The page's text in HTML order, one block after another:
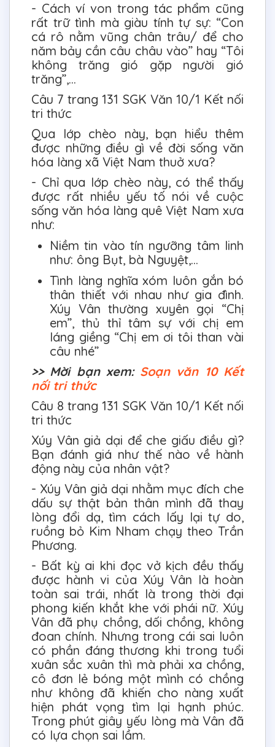
- Cách ví von trong tác phẩm cũng
rất trữ tình mà giàu tính tự sự: “Con
cá rô nằm vũng chân trâu/ để cho
năm bảy cần câu châu vào” hay “Tôi
không trăng gió gặp người gió
trăng”,...
Câu 7 trang 131 SGK Văn 10/1 Kết nối
tri thức
Qua lớp chèo này, bạn hiểu thêm
được những điều gì về đời sống văn
hóa làng xã Việt Nam thuở xưa?
- Chỉ qua lớp chèo này, có thể thấy
được rất nhiều yếu tố nói về cuộc
sống văn hóa làng quê Việt Nam xưa
như:
Niềm tin vào tín ngưỡng tâm linh
như: ông Bụt, bà Nguyệt,...
Tình làng nghĩa xóm luôn gắn bó
thân thiết với nhau như gia đình.
Xúy Vân thường xuyên gọi “Chị
em”, thủ thỉ tâm sự với chị em
láng giềng “Chị em ơi tôi than vài
câu nhé”
>> Mời bạn xem: Soạn văn 10 Kết
nối tri thức
Câu 8 trang 131 SGK Văn 10/1 Kết nối
tri thức
Xúy Vân giả dại để che giấu điều gì?
Bạn đánh giá như thế nào về hành
động này của nhân vật?
- Xúy Vân giả dại nhằm mục đích che
dấu sự thật bản thân mình đã thay
lòng đổi dạ, tìm cách lấy lại tự do,
ruồng bỏ Kim Nham chạy theo Trần
Phương.
- Bất kỳ ai khi đọc vở kịch đều thấy
được hành vi của Xúy Vân là hoàn
toàn sai trái, nhất là trong thời đại
phong kiến khắt khe với phái nữ. Xúy
Vân đã phụ chồng, dối chồng, không
đoan chính. Nhưng trong cái sai luôn
có phần đáng thương khi trong tuổi
xuân sắc xuân thì mà phải xa chồng,
cô đơn lẻ bóng một mình có chồng
như không đã khiến cho nàng xuất
hiện phát vọng tìm lại hạnh phúc.
Trong phút giây yếu lòng mà Vân đã
có lựa chọn sai lầm.